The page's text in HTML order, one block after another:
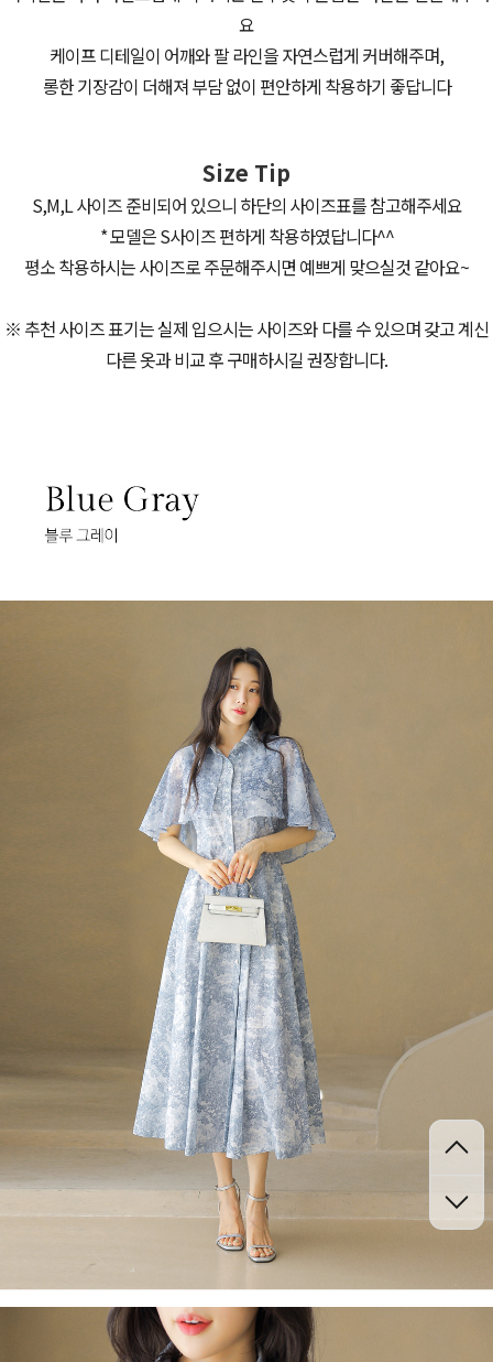
요
케이프 디테일이 어깨와 팔 라인을 자연스럽게 커버해주며,
롱한 기장감이 더해져 부담 없이 편안하게 착용하기 좋답니다
Size Tip
S,M,L 사이즈 준비되어 있으니 하단의 사이즈표를 참고해주세요
* 모델은 S사이즈 편하게 착용하였답니다^^
평소 착용하시는 사이즈로 주문해주시면 예쁘게 맞으실것 같아요~
※ 추천 사이즈 표기는 실제 입으시는 사이즈와 다를 수 있으며 갖고 계신
다른 옷과 비교 후 구매하시길 권장합니다.